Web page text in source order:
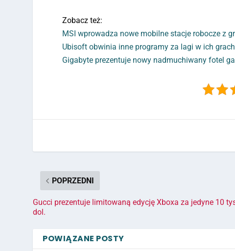
Zobacz też:
MSI wprowadza nowe mobilne stacje robocze z
Ubisoft obwinia inne programy za lagi w ich grach
Gigabyte prezentuje nowy nadmuchiwany fotel
POPRZEDNI
Gucci prezentuje limitowaną edycję Xboxa za jedyne 10
dol.
POWIĄZANE POSTY